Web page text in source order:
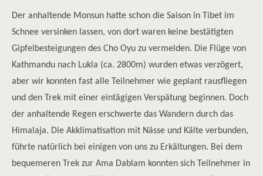
Der anhaltende Monsun hatte schon die Saison in Tibet im
Schnee versinken lassen, von dort waren keine bestätigten
Gipfelbesteigungen des Cho Oyu zu vermelden. Die Flüge von
Kathmandu nach Lukla (ca. 2800m) wurden etwas verzögert,
aber wir konnten fast alle Teilnehmer wie geplant rausfliegen
und den Trek mit einer eintägigen Verspätung beginnen. Doch
der anhaltende Regen erschwerte das Wandern durch das
Himalaja. Die Akklimatisation mit Nässe und Kälte verbunden,
führte natürlich bei einigen von uns zu Erkältungen. Bei dem
bequemeren Trek zur Ama Dablam konnten sich Teilnehmer in